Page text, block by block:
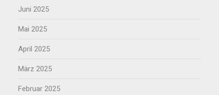
Juni 2025
Mai 2025
April 2025
März 2025
Februar 2025